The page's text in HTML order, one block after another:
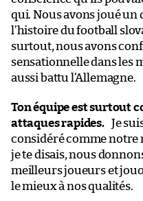
qui. Nous avons joué un
l’histoire du football
surtout, nous avons
sensationnelle dans les
aussi battu l’Allemagne.
Ton équipe est surtout
attaques rapides.Je
considéré comme notre
je te disais, nous
meilleurs joueurs et
le mieux à nos qualités.